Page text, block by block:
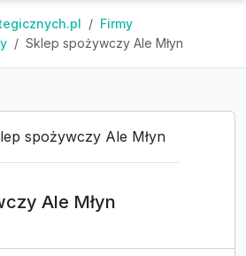
Firmy
Sklep spożywczy Ale Młyn
Ale Młyn